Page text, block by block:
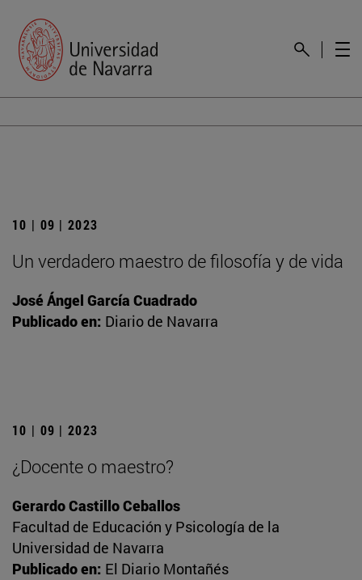
10 | 09 | 2023
Un verdadero maestro de filosofía y de vida
José Ángel García Cuadrado
Publicado en: Diario de Navarra
10 | 09 | 2023
¿Docente o maestro?
Gerardo Castillo Ceballos
Facultad de Educación y Psicología de la
Universidad de Navarra
Publicado en: El Diario Montañés